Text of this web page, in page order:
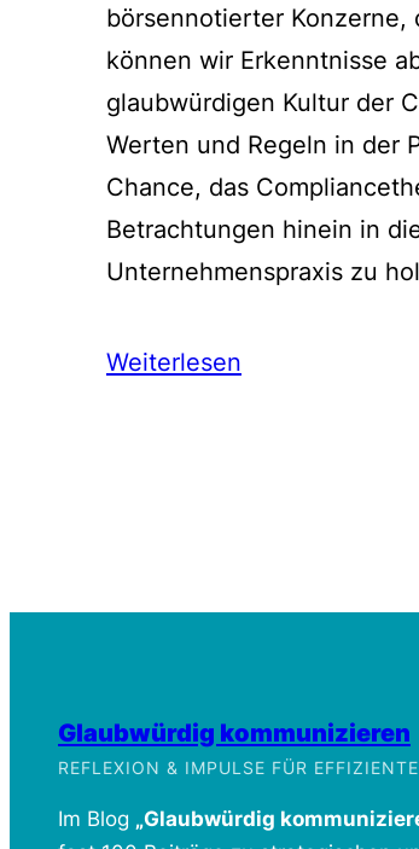
börsennotierter Konzerne,
können wir Erkenntnisse
glaubwürdigen Kultur der
Werten und Regeln in der
Chance, das
Betrachtungen hinein in
Unternehmenspraxis zu
Weiterlesen
Glaubwürdig kommunizieren
REFLEXION & IMPULSE FÜR
Im Blog „Glaubwürdig